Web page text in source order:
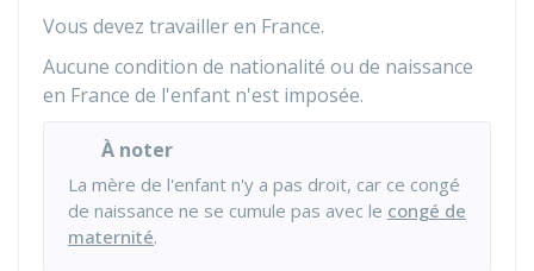
Vous devez travailler en France.
Aucune condition de nationalité ou de naissance
en France de l'enfant n'est imposée.
À noter
La mère de l'enfant n'y a pas droit, car ce congé
de naissance ne se cumule pas avec le congé de
maternité.